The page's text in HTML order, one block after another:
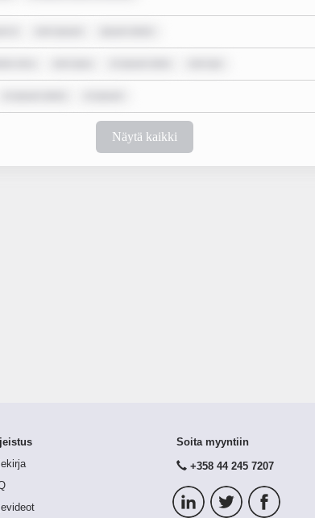
Näytä kaikki
Soita myyntiin
+358 44 245 7207